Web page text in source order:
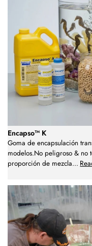
Encapso™ K
Goma de encapsulación
modelos.No peligroso & no
proporción de mezcla...